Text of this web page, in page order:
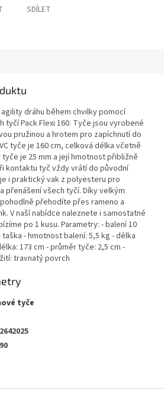
SDÍLET
dráhu během chvilky pomocí
tyčí Pack Flexi 160. Tyče jsou vyrobené
pružinou a hrotem pro zapíchnutí do
tyče je 160 cm, celková délka včetně
je 25 mm a její hmotnost přibližně
kontaktu tyč vždy vrátí do původní
i praktický vak z polyesteru pro
přenášení všech tyčí. Díky velkým
přehodíte přes rameno a
V naší nabídce naleznete i samostatné
po 1 kusu. Parametry: - balení 10
- hmotnost balení: 5,5 kg - délka
173 cm - průměr tyče: 2,5 cm -
travnatý povrch
tyče